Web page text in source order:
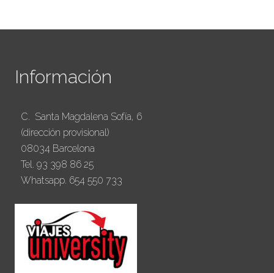
Información
C. Santa Magdalena Sofía, 6
(dirección provisional)
08034 Barcelona
Tel. 93 398 86 25
Whatsapp. 654 550 733